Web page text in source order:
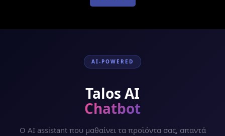
AI-POWERED
Talos AI
Chatbot
Ο AI assistant που μαθαίνει τα προϊόντα σας, απαντά